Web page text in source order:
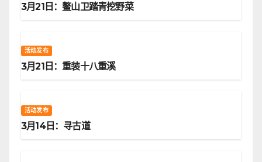
3月21日：鳌山卫踏青挖野菜
活动发布
3月21日：重装十八重溪
活动发布
3月14日：寻古道